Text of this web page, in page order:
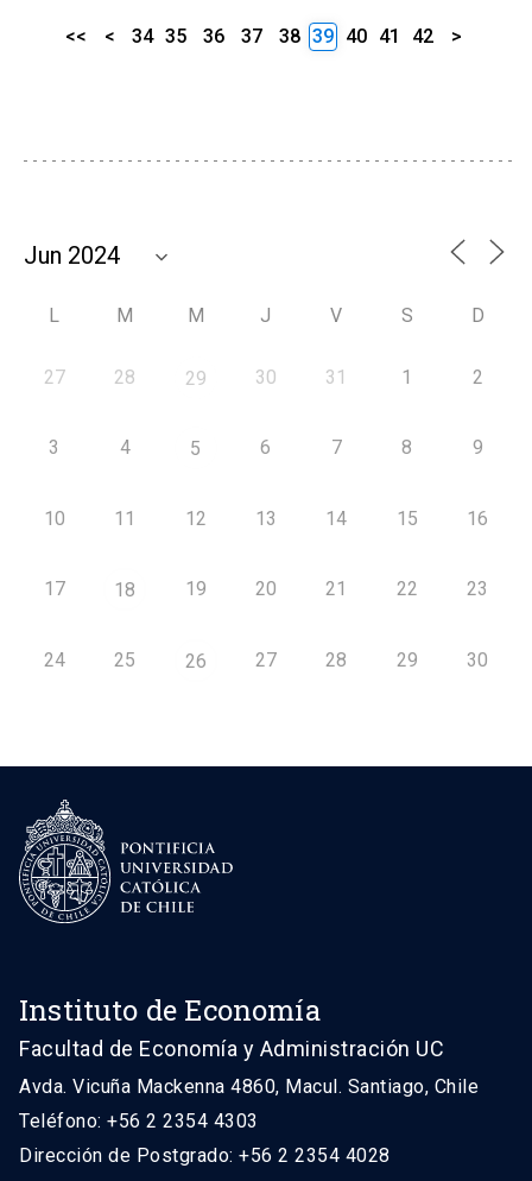
<< < 34 35 36 37 38 39 40 41 42 >
L M M J V S D
27 28 29 30 31 1 2
3 4 5 6 7 8 9
10 11 12 13 14 15 16
17 18 19 20 21 22 23
24 25 26 27 28 29 30
Instituto de Economía
Facultad de Economía y Administración UC
Avda. Vicuña Mackenna 4860, Macul. Santiago, Chile
Teléfono: +56 2 2354 4303
Dirección de Postgrado: +56 2 2354 4028